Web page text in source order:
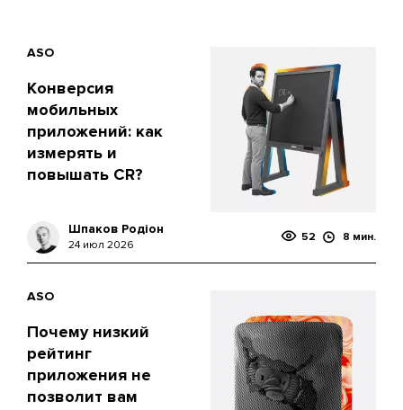
ASO
Конверсия
мобильных
приложений: как
измерять и
повышать CR?
Шпаков Родіон
24 июл 2026
52 8 мин.
ASO
Почему низкий
рейтинг
приложения не
позволит вам